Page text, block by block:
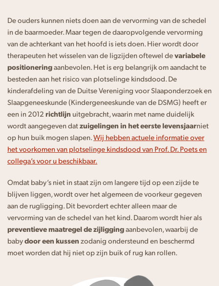
De ouders kunnen niets doen aan de vervorming van de schedel
in de baarmoeder. Maar tegen de daaropvolgende vervorming
van de achterkant van het hoofd is iets doen. Hier wordt door
therapeuten het wisselen van de ligzijden oftewel devariabele
positioneringaanbevolen. Het is erg belangrijk om aandacht te
besteden aan het risico van plotselinge kindsdood. De
kinderafdeling van de Duitse Vereniging voor Slaaponderzoek en
Slaapgeneeskunde (Kindergeneeskunde van de DSMG) heeft er
een in 2012 richtlijn uitgebracht, waarin met name duidelijk
wordt aangegeven datzuigelingen in het eerste levensjaarniet
op hun buik mogen slapen.Wij hebben actuele informatie over
het voorkomen van plotselinge kindsdood van Prof. Dr. Poets en
collega’s voor u beschikbaar.
Omdat baby’s niet in staat zijn om langere tijd op een zijde te
blijven liggen, wordt over het algemeen de voorkeur gegeven
aan de rugligging. Dit bevordert echter alleen maar de
vervorming van de schedel van het kind. Daarom wordt hier als
preventieve maatregel de zijliggingaanbevolen, waarbij de
babydoor een kussen zodanig ondersteund en beschermd
moet worden dat hij niet op zijn buik of rug kan rollen.